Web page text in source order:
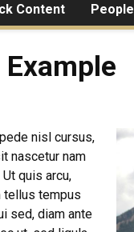
Content People
nisl cursus,
nascetur nam
quis arcu,
tellus tempus
sed, diam ante